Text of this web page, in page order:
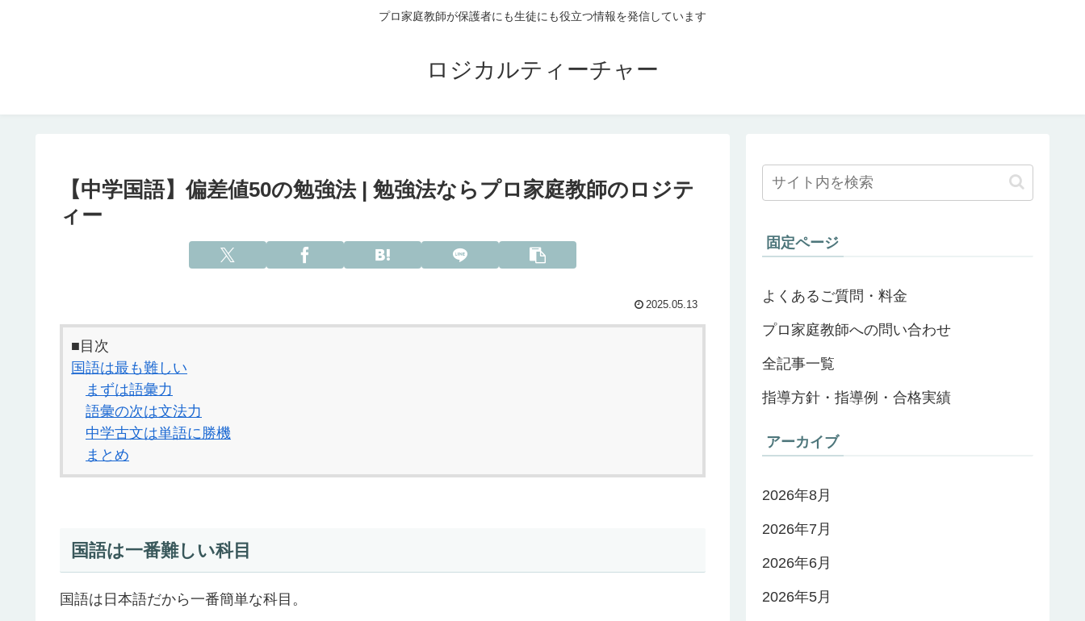
プロ家庭教師が保護者にも生徒にも役立つ情報を発信しています
ロジカルティーチャー
【中学国語】偏差値50の勉強法 | 勉強法ならプロ家庭教師のロジテ
ィー
2025.05.13
■目次
国語は最も難しい
まずは語彙力
語彙の次は文法力
中学古文は単語に勝機
まとめ
国語は一番難しい科目
国語は日本語だから一番簡単な科目。
固定ページ
よくあるご質問・料金
プロ家庭教師への問い合わせ
全記事一覧
指導方針・指導例・合格実績
アーカイブ
2026年8月
2026年7月
2026年6月
2026年5月